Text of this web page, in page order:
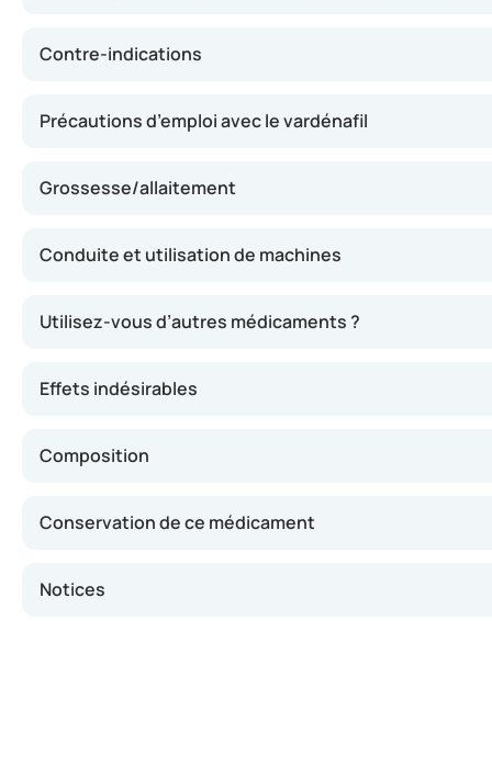
Contre-indications
Précautions d’emploi avec le vardénafil
Grossesse/allaitement
Conduite et utilisation de machines
Utilisez-vous d’autres médicaments ?
Effets indésirables
Composition
Conservation de ce médicament
Notices